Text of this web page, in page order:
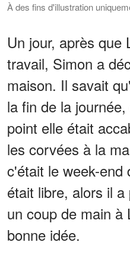
À des fins d'illustration
Un jour, après que
travail, Simon a
maison. Il savait
la fin de la
point elle était
les corvées à la
c'était le week-end
était libre, alors il
un coup de main à
bonne idée.